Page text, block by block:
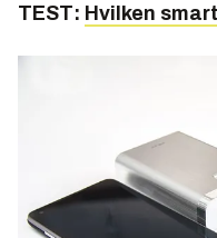
TEST: Hvilken